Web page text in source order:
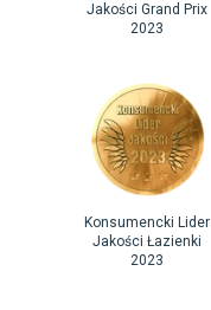
Jakości Grand Prix
2023
Konsumencki Lider
Jakości Łazienki
2023